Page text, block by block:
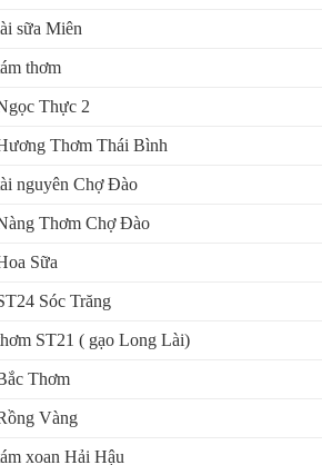
gạo sạch, chất lượng, đạt chuẩn quốc tế
lẫn tạp chất
dư lượng thuốc trừ sâu, bảo vệ thực vật
có giấy chứng nhận an toàn vệ sinh thực
cho những khách hàng mới đang cần mở đại
sữa Miên
thơm
Thực 2
Thơm Thái Bình
nguyên Chợ Đào
Thơm Chợ Đào
Sữa
Sóc Trăng
ST21 ( gạo Long Lài)
Thơm
Vàng
xoan Hải Hậu